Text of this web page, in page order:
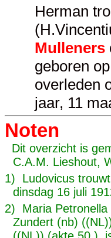
Herman
Mulleners
geboren
overleden
jaar, 11
Noten
Dit overzicht is
C.A.M. Lieshout,
1) Ludovicus
dinsdag 16 juli
2) Maria Petronella
Zundert (nb)